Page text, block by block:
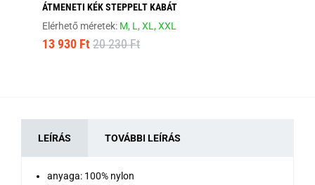
ÁTMENETI KÉK STEPPELT KABÁT
Elérhető méretek: M, L,XL,XXL
13 930 Ft 20 230 Ft
LEÍRÁS TOVÁBBI LEÍRÁS
anyaga: 100% nylon